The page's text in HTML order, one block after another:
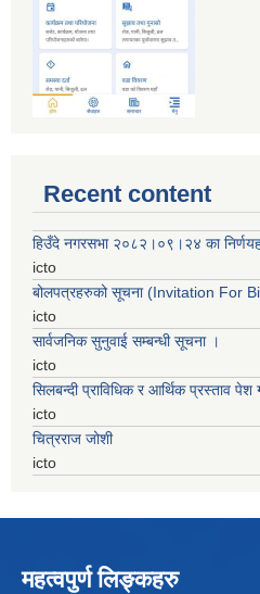
Recent content
हिउँदे नगरसभा २०८२।०९।२४ का
icto
बोलपत्रहरुको सूचना (Invitation For
icto
सार्वजनिक सुनुवाई सम्बन्धी सूचना ।
icto
सिलबन्दी प्राविधिक र आर्थिक प्रस्ताव पेश
icto
चित्रराज जोशी
icto
महत्वपुर्ण लिङ्कहरु